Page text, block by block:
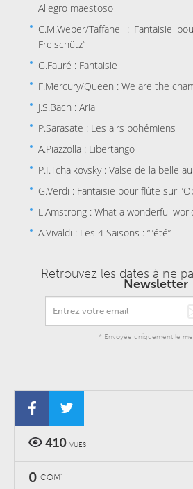
Allegro maestoso
C.M.Weber/Taffanel : Fantaisie
Freischütz“
G.Fauré : Fantaisie
F.Mercury/Queen : We are the
J.S.Bach : Aria
P.Sarasate : Les airs bohémiens
A.Piazzolla : Libertango
P.I.Tchaïkovsky : Valse de la belle
G.Verdi : Fantaisie pour flûte sur
L.Amstrong : What a wonderful
A.Vivaldi : Les 4 Saisons : “l’été”
Retrouvez les dates à ne
Newsletter
* Envoyée uniquement le
410 VUES
0 COM'